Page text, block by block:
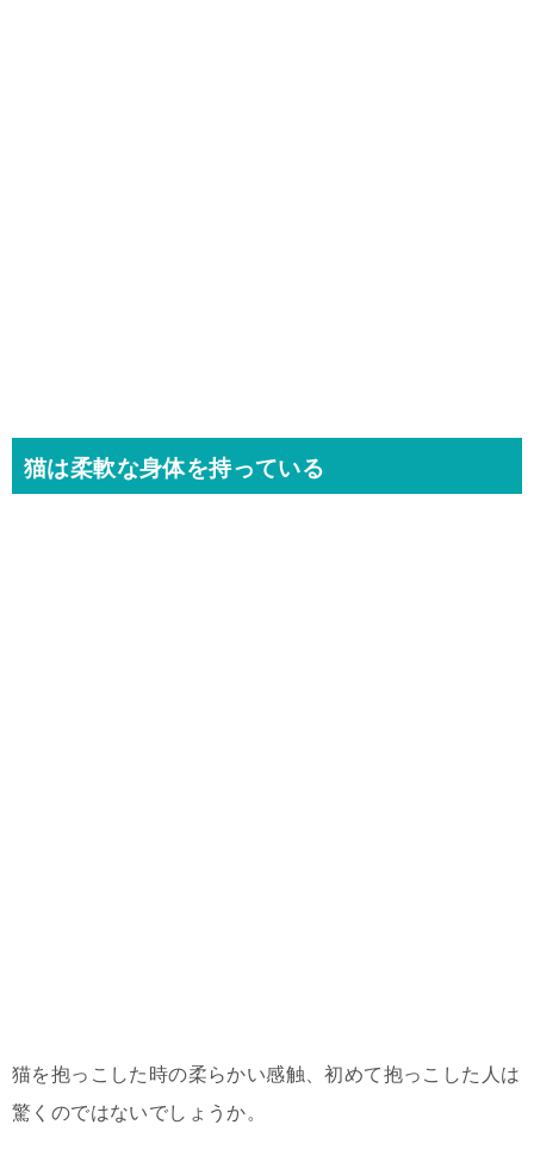
猫は柔軟な身体を持っている
猫を抱っこした時の柔らかい感触、初めて抱っこした人は
驚くのではないでしょうか。